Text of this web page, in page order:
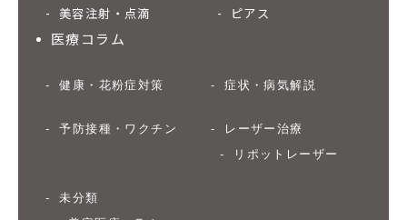
美容注射・点滴 ピアス
医療コラム
健康・花粉症対策 症状・病気解説
予防接種・ワクチン
レーザー治療
リポットレーザー
未分類